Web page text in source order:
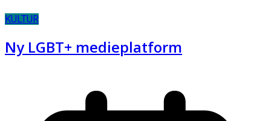
KULTUR
Ny LGBT+ medieplatform